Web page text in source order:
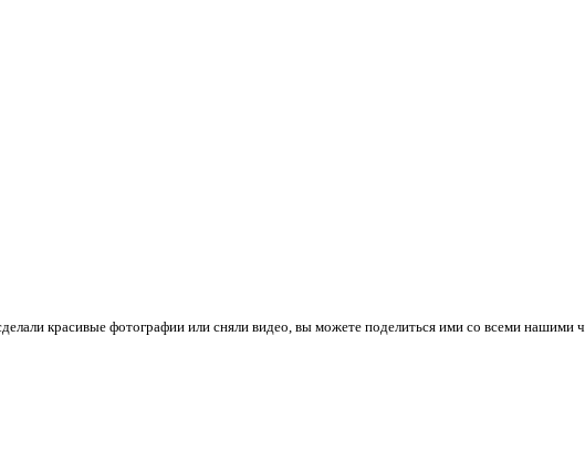
красивые фотографии или сняли видео, вы можете поделиться ими со всеми нашими